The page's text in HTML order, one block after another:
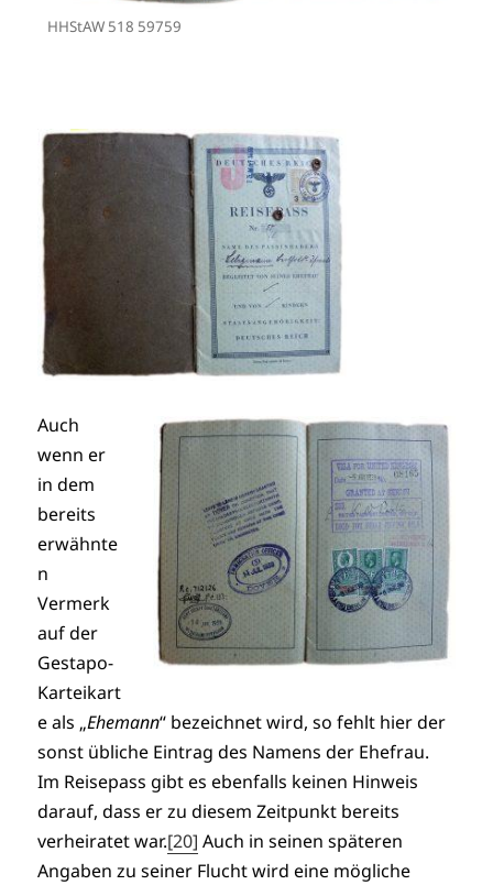
HHStAW 518 59759
Auch
wenn er
in dem
bereits
erwähnte
n
Vermerk
auf der
Gestapo-
Karteikart
e als „Ehemann“ bezeichnet wird, so fehlt hier der
sonst übliche Eintrag des Namens der Ehefrau.
Im Reisepass gibt es ebenfalls keinen Hinweis
darauf, dass er zu diesem Zeitpunkt bereits
verheiratet war.[20] Auch in seinen späteren
Angaben zu seiner Flucht wird eine mögliche